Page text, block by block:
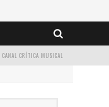
CANAL CRÍTICA MUSICAL